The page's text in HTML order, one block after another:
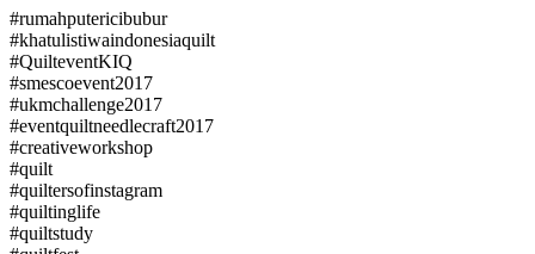
#rumahputericibubur
#khatulistiwaindonesiaquilt
#QuilteventKIQ
#smescoevent2017
#ukmchallenge2017
#eventquiltneedlecraft2017
#creativeworkshop
#quilt
#quiltersofinstagram
#quiltinglife
#quiltstudy